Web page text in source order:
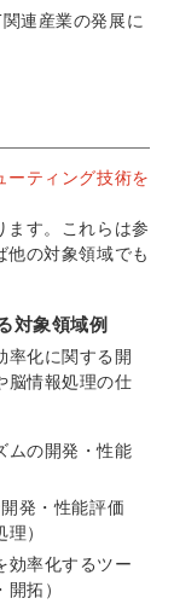
連産業の発展に
ーティング技術を
ます。これらは参
他の対象領域でも
対象領域例
率化に関する開
脳情報処理の仕
ムの開発・性能
発・性能評価
）
効率化するツー
拓）